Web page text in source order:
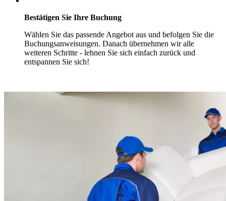
Bestätigen Sie Ihre Buchung
Wählen Sie das passende Angebot aus und befolgen Sie die
Buchungsanweisungen. Danach übernehmen wir alle
weiteren Schritte - lehnen Sie sich einfach zurück und
entspannen Sie sich!